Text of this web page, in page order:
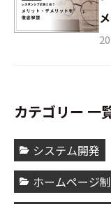
カテゴリー 一
システム開発
ホームページ